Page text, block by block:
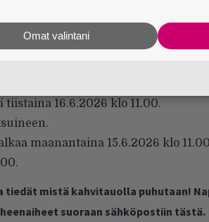
16.6.2026 klo 11.00.
maanantaina 15.6.2026 klo
tiedät mistä kahvitauolla puhutaan!
suoraan sähköpostiin tästä.
Omat valintani